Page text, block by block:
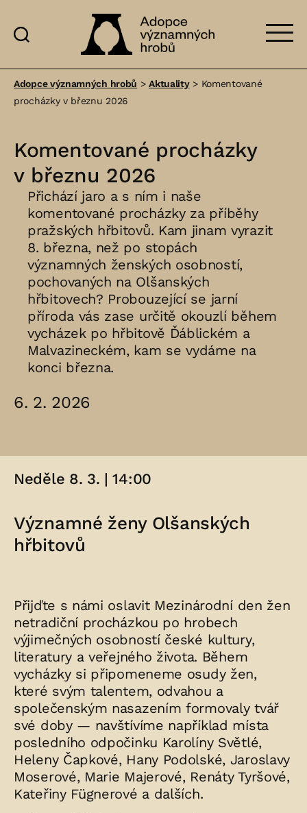
významných
Adopce významných hrobů >Aktuality> Komentované
procházky v březnu 2026
Komentované procházky
v březnu 2026
Přichází jaro a s ním i naše
komentované procházky za příběhy
pražských hřbitovů. Kam jinam vyrazit
8. března, než po stopách
významných ženských osobností,
pochovaných na Olšanských
hřbitovech? Probouzející se jarní
příroda vás zase určitě okouzlí během
vycházek po hřbitově Ďáblickém a
Malvazineckém, kam se vydáme na
konci března.
6. 2. 2026
Neděle 8. 3. | 14:00
Významné ženy Olšanských
hřbitovů
Přijďte s námi oslavit Mezinárodní den žen
netradiční procházkou po hrobech
výjimečných osobností české kultury,
literatury a veřejného života. Během
vycházky si připomeneme osudy žen,
které svým talentem, odvahou a
společenským nasazením formovaly tvář
své doby — navštívíme například místa
posledního odpočinku Karolíny Světlé,
Heleny Čapkové, Hany Podolské, Jaroslavy
Moserové, Marie Majerové, Renáty Tyršové,
Kateřiny Fügnerové a dalších.